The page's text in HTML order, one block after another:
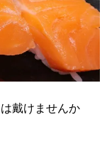
戴けませんか